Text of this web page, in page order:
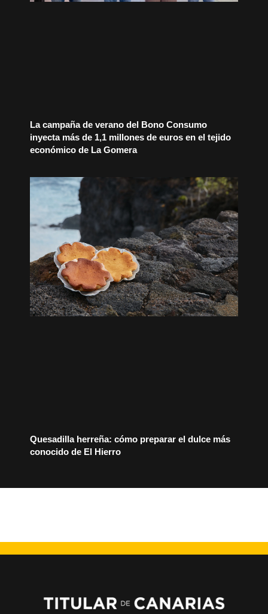
La campaña de verano del Bono Consumo
inyecta más de 1,1 millones de euros en el tejido
económico de La Gomera
Quesadilla herreña: cómo preparar el dulce más
conocido de El Hierro